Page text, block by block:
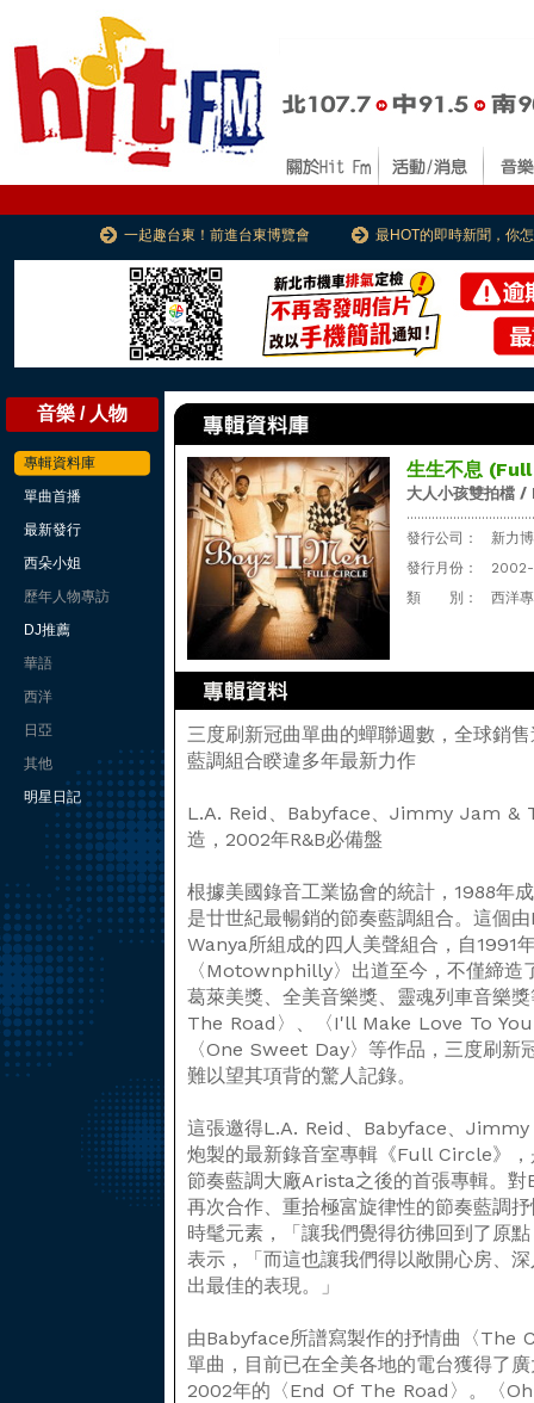
一起趣台東！前進台東博覽會 最HOT的即時新聞，你
音樂 / 人物
專輯資料庫
單曲首播
最新發行
西朵小姐
歷年人物專訪
DJ推薦
華語
西洋
日亞
其他
明星日記
生生不息
大人小孩雙拍檔
發行公司：
新力
發行月份：
類 別：
西洋
三度刷新冠曲單曲的蟬聯週數，全球銷
藍調組合睽違多年最新力作
L.A. Reid、Babyface、Jimmy Jam &
造，2002年R&B必備盤
根據美國錄音工業協會的統計，1988年
是廿世紀最暢銷的節奏藍調組合。這個
Wanya所組成的四人美聲組合，自1991
〈Motownphilly〉出道至今，不僅締造
葛萊美獎、全美音樂獎、靈魂列車音樂
The Road〉、〈I'll Make Love To
〈One Sweet Day〉等作品，三度刷新
難以望其項背的驚人記錄。
這張邀得L.A. Reid、Babyface、
炮製的最新錄音室專輯《Full Circle》
節奏藍調大廠Arista之後的首張專輯。
再次合作、重拾極富旋律性的節奏藍調
時髦元素，「讓我們覺得彷彿回到了原
表示，「而這也讓我們得以敞開心房、
出最佳的表現。」
由Babyface所譜寫製作的抒情曲〈The
單曲，目前已在全美各地的電台獲得了
2002年的〈End Of The Road〉。〈